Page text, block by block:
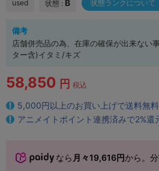
used 状態 : B 状態ランクについて
備考
店舗併売品の為、在庫の確保が出来ない
ター含)イタミ/キズ
58,850 円 税込
5,000円以上のお買い上げで送料無料
アニメイトポイント連携済みで2%還
なら 月々19,616円から。